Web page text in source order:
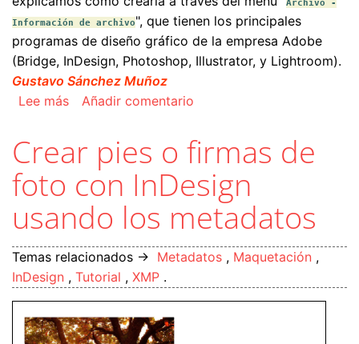
Información de archivo", que tienen los principales
programas de diseño gráfico de la empresa Adobe
(Bridge, InDesign, Photoshop, Illustrator, y Lightroom).
Gustavo Sánchez Muñoz
Lee mássobre Crear una plantilla de metadatos XMP
Añadir comentario
Crear pies o firmas de
foto con InDesign
usando los metadatos
Temas relacionados → Metadatos , Maquetación ,
InDesign , Tutorial , XMP .